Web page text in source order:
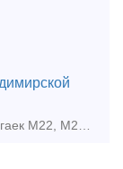
Продается из наличия ключ торцевой для гаек М22, М24 на 36 мм Используется при ремонте железнодорожных и подкрановых путей Путевой путейский ручной инструмент Возможна отправка т